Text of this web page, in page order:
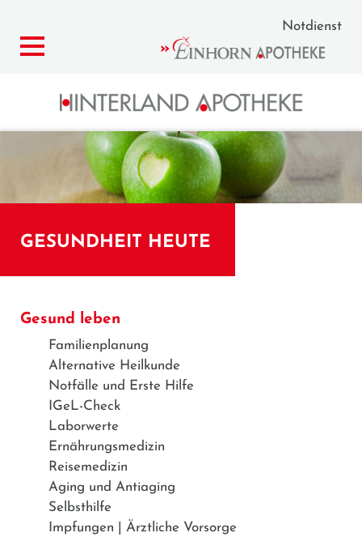
Notdienst
GESUNDHEIT HEUTE
Gesund leben
Familienplanung
Alternative Heilkunde
Notfälle und Erste Hilfe
IGeL-Check
Laborwerte
Ernährungsmedizin
Reisemedizin
Aging und Antiaging
Selbsthilfe
Impfungen | Ärztliche Vorsorge